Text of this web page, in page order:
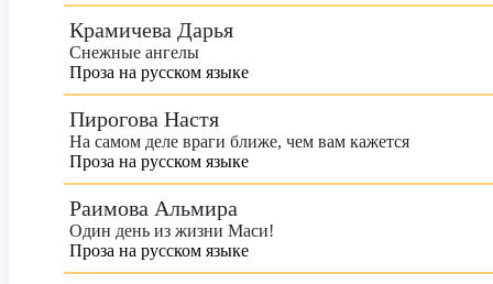
Крамичева Дарья
Снежные ангелы
Проза на русском языке
Пирогова Настя
На самом деле враги ближе, чем вам кажется
Проза на русском языке
Раимова Альмира
Один день из жизни Маси!
Проза на русском языке